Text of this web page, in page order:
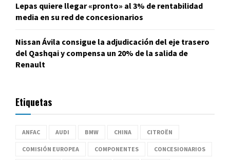
Lepas quiere llegar «pronto» al 3% de rentabilidad
media en su red de concesionarios
Nissan Ávila consigue la adjudicación del eje trasero
del Qashqai y compensa un 20% de la salida de
Renault
Etiquetas
ANFAC AUDI BMW CHINA CITROËN
COMISIÓN EUROPEA COMPONENTES CONCESIONARIOS